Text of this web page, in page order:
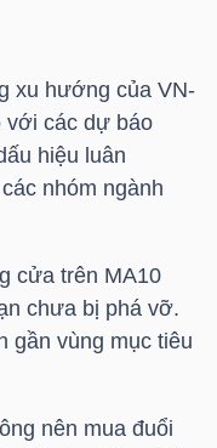
xu hướng của VN-
với các dự báo
hiệu luân
nhóm ngành
cửa trên MA10
chưa bị phá vỡ.
gần vùng mục tiêu
nên mua đuổi